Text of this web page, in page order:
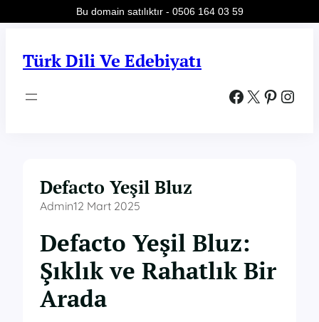
Türk Dili Ve Edebiyatı
Facebook X Pinterest Instagram
Defacto Yeşil Bluz
Admin12 Mart 2025
Defacto Yeşil Bluz:
Şıklık ve Rahatlık Bir
Arada
Bu domain satılıktır - 0506 164 03 59